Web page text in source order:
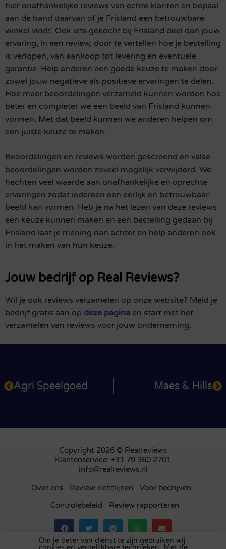
hier onafhankelijke reviews van echte klanten en bepaal
aan de hand daarvan of je Frisland een betrouwbare
winkel vindt. Ook iets gekocht bij Frisland deel dan jouw
ervaring, in een review, door te vertellen hoe je bestelling
is verlopen, van aankoop tot levering en eventuele
garantie. Help anderen een goede keuze te maken door
zowel jouw negatieve als positieve ervaringen te delen.
Hoe meer beoordelingen verzameld kunnen worden hoe
beter en completer we een beeld van Frisland kunnen
vormen. Met dat beeld kunnen we anderen helpen om
een juiste keuze te maken.
Beoordelingen en reviews worden gescreend en valse
beoordelingen worden zoveel mogelijk verwijderd. We
hechten veel waarde aan onafhankelijke en oprechte
ervaringen zodat iedereen een eerlijk en betrouwbaar
beeld kan vormen. Heb je na het lezen van deze reviews
een keuze kunnen maken en een bestelling gedaan bij
Frisland laat je mening dan achter en help anderen ook
in het maken van hun keuze.
Jouw bedrijf op Real Reviews?
Wil je ook reviews verzamelen op onze website? Meld je
bedrijf gratis aan op deze pagina en start met het
verzamelen van reviews voor jouw onderneming.
Agri Speelgoed Maes & Hills
Copyright 2026 © Realreviews
Klantenservice: +31 79 360 2701
info@realreviews.nl
Over ons Review richtlijnen
Voor bedrijven
Controlebeleid
Review rapporteren
Om je beter van dienst te zijn gebruiken wij